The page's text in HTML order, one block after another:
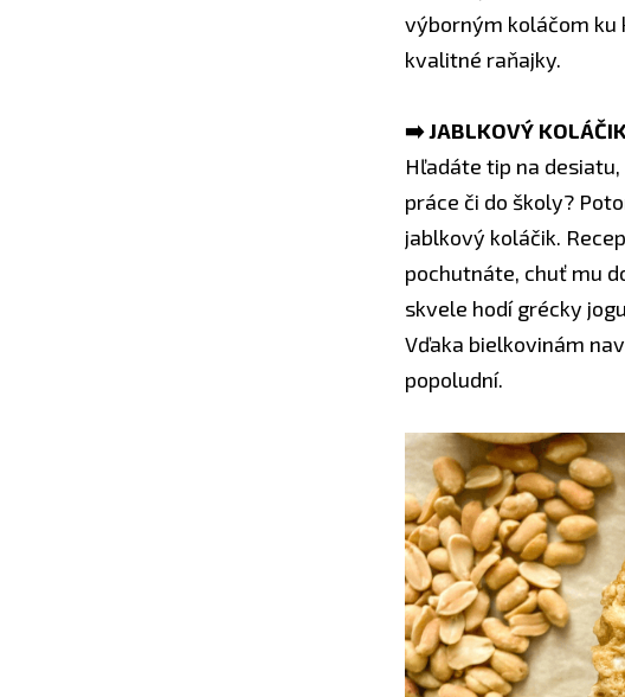
výborným koláčom ku
kvalitné raňajky.
➡️ JABLKOVÝ
Hľadáte tip na
práce či do školy?
jablkový koláčik.
pochutnáte, chuť mu
skvele hodí grécky
Vďaka bielkovinám
popoludní.